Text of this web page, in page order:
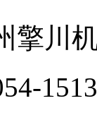
擎川
1513